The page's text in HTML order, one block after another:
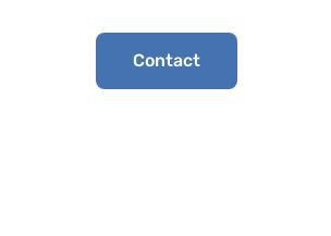
Contact